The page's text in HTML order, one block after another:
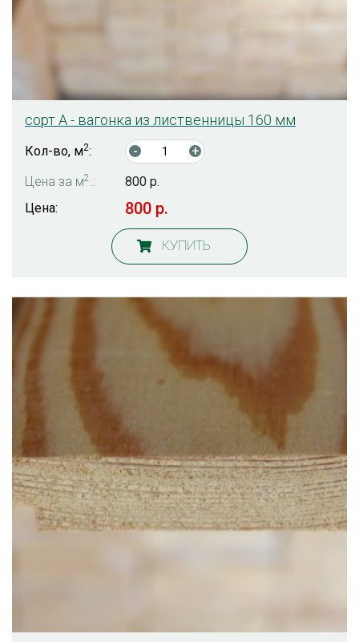
сорт А - вагонка из лиственницы 160 мм
Кол-во, м2: -
+
Цена за м2 .:
800 р.
Цена:
800 р.
КУПИТЬ